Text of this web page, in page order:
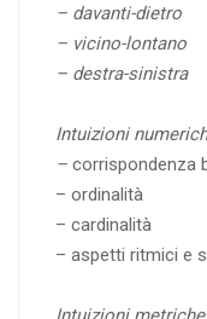
– davanti-dietro
– vicino-lontano
– destra-sinistra
Intuizioni
– corrispondenza
– ordinalità
– cardinalità
– aspetti ritmici e